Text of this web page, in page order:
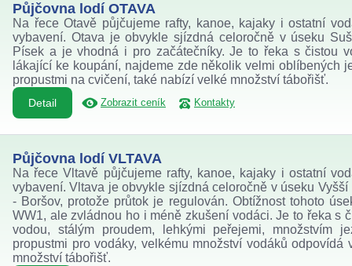
Půjčovna lodí OTAVA
Na řece Otavě půjčujeme rafty, kanoe, kajaky i ostatní
vybavení. Otava je obvykle sjízdná celoročně v úseku
Písek a je vhodná i pro začátečníky. Je to řeka s čistou
lákající ke koupání, najdeme zde několik velmi oblíbených
propustmi na cvičení, také nabízí velké množství tábořišť.
Detail Zobrazit ceník Kontakty
Půjčovna lodí VLTAVA
Na řece Vltavě půjčujeme rafty, kanoe, kajaky i ostatní
vybavení. Vltava je obvykle sjízdná celoročně v úseku Vyšší
- Boršov, protože průtok je regulován. Obtížnost tohoto
WW1, ale zvládnou ho i méně zkušení vodáci. Je to řeka s
vodou, stálým proudem, lehkými peřejemi, množstvím
propustmi pro vodáky, velkému množství vodáků odpovídá
množství tábořišť.